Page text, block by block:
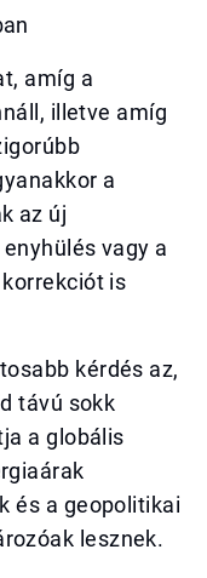
amíg a
illetve amíg
a
az új
vagy a
is
kérdés az,
távú sokk
a globális
és a geopolitikai
lesznek.